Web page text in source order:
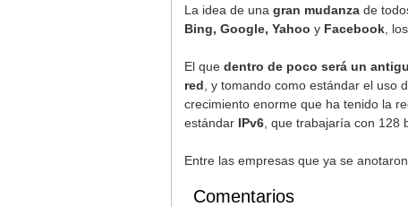
La idea de una gran mudanza de
Bing, Google, Yahoo y Facebook ,
El que dentro de poco será un
red , y tomando como estándar el uso
crecimiento enorme que ha tenido la
estándar IPv6 , que trabajaría con
Entre las empresas que ya se
Comentarios